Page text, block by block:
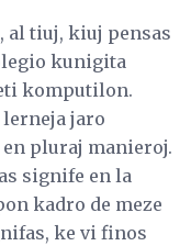
al tiuj, kiuj pensas
kunigita
komputilon.
jaro
pluraj manieroj.
signife en la
kadro de meze
ke vi finos